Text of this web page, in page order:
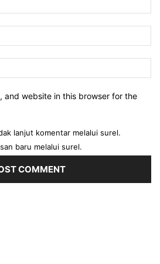
and website in this browser for the
lanjut komentar melalui surel.
baru melalui surel.